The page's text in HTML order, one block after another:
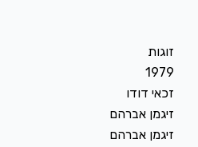
זוגות
1979
זכאי דודו
זיגמן אברהם
זיגמן אברהם